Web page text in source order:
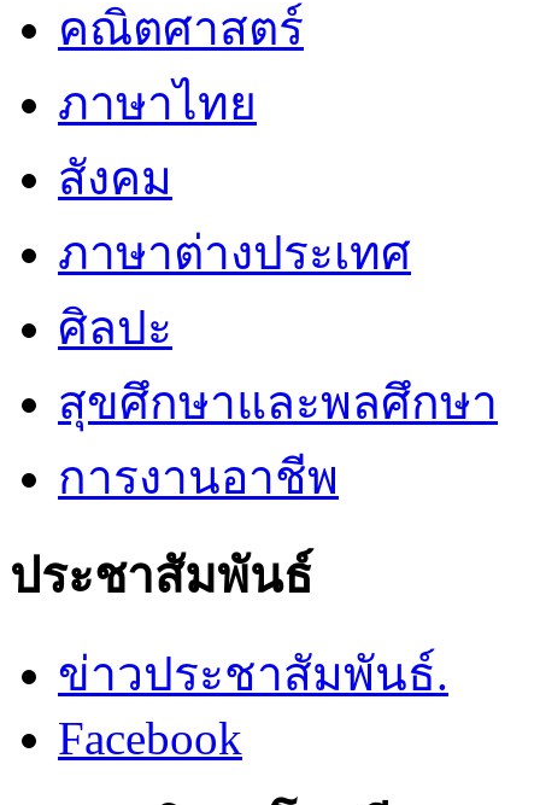
คณิตศาสตร์
ภาษาไทย
สังคม
ภาษาต่างประเทศ
ศิลปะ
สุขศึกษาและพลศึกษา
การงานอาชีพ
ประชาสัมพันธ์
ข่าวประชาสัมพันธ์.
Facebook